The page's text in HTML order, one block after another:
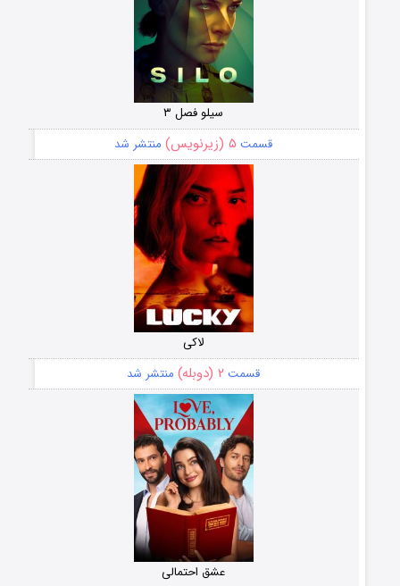
سیلو فصل ۳
قسمت ۵ (زیرنویس) منتشر شد
لاکی
قسمت ۲ (دوبله) منتشر شد
عشق احتمالی